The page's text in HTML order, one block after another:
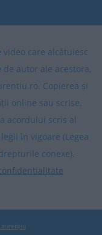
care alcătuiesc
autor ale acestora,
Copierea și
online sau scrise,
acordului scris al
în vigoare (Legea
conexe).